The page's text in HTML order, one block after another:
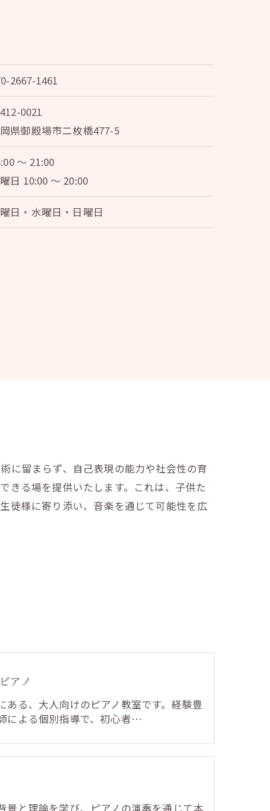
2667-1461
0021
県御殿場市二枚橋477-5
～ 21:00
日 10:00 ～ 20:00
日・水曜日・日曜日
に留まらず、自己表現の能力や社会性の育
きる場を提供いたします。これは、子供た
徒様に寄り添い、音楽を通じて可能性を広
アノ
ある、大人向けのピアノ教室です。経験豊
による個別指導で、初心者…
景と理論を学び、ピアノの演奏を通じて本